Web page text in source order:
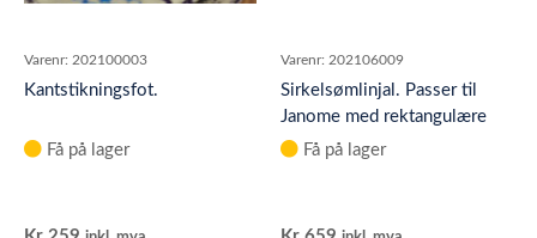
Varenr: 202100003
Kantstikningsfot.
Få på lager
Varenr: 202106009
Sirkelsømlinjal. Passer til
Janome med rektangulære
spolelokk.
Få på lager